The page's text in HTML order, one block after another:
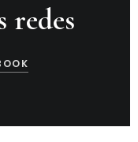
redes